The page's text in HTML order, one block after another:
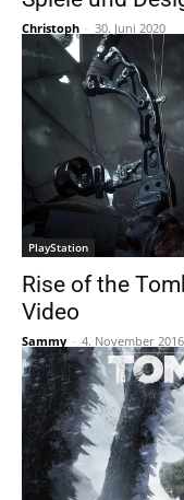
Christoph - 30. Juni 2020
PlayStation
Rise of the
Video
Sammy - 4. November 2016